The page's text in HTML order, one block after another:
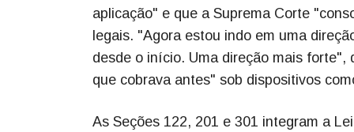
aplicação" e que a Suprema Corte
legais. "Agora estou indo em uma
desde o início. Uma direção mais
que cobrava antes" sob dispositivos
As Seções 122, 201 e 301 integram a